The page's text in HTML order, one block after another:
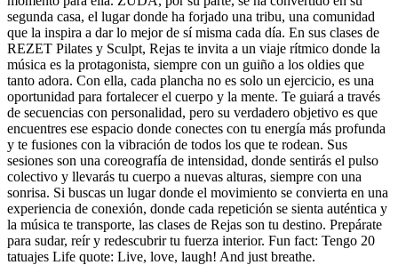
segunda casa, el lugar donde ha forjado una tribu, una comunidad
que la inspira a dar lo mejor de sí misma cada día. En sus clases de
REZET Pilates y Sculpt, Rejas te invita a un viaje rítmico donde la
música es la protagonista, siempre con un guiño a los oldies que
tanto adora. Con ella, cada plancha no es solo un ejercicio, es una
oportunidad para fortalecer el cuerpo y la mente. Te guiará a través
de secuencias con personalidad, pero su verdadero objetivo es que
encuentres ese espacio donde conectes con tu energía más profunda
y te fusiones con la vibración de todos los que te rodean. Sus
sesiones son una coreografía de intensidad, donde sentirás el pulso
colectivo y llevarás tu cuerpo a nuevas alturas, siempre con una
sonrisa. Si buscas un lugar donde el movimiento se convierta en una
experiencia de conexión, donde cada repetición se sienta auténtica y
la música te transporte, las clases de Rejas son tu destino. Prepárate
para sudar, reír y redescubrir tu fuerza interior. Fun fact: Tengo 20
tatuajes Life quote: Live, love, laugh! And just breathe.